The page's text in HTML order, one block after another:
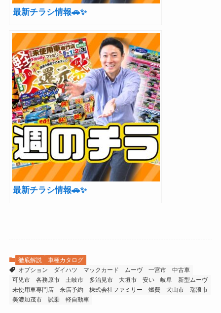
最新チラシ情報🚗✨
最新チラシ情報🚗✨
徹底解説
車種カタログ
オプション
ダイハツ マックカード ムーヴ 一宮市
中古車
可児市
各務原市 土岐市 多治見市 大垣市 安い 岐阜
新型ムーヴ
未使用車専門店
来店予約 株式会社ファミリー 燃費 犬山市
瑞浪市
美濃加茂市
試乗 軽自動車